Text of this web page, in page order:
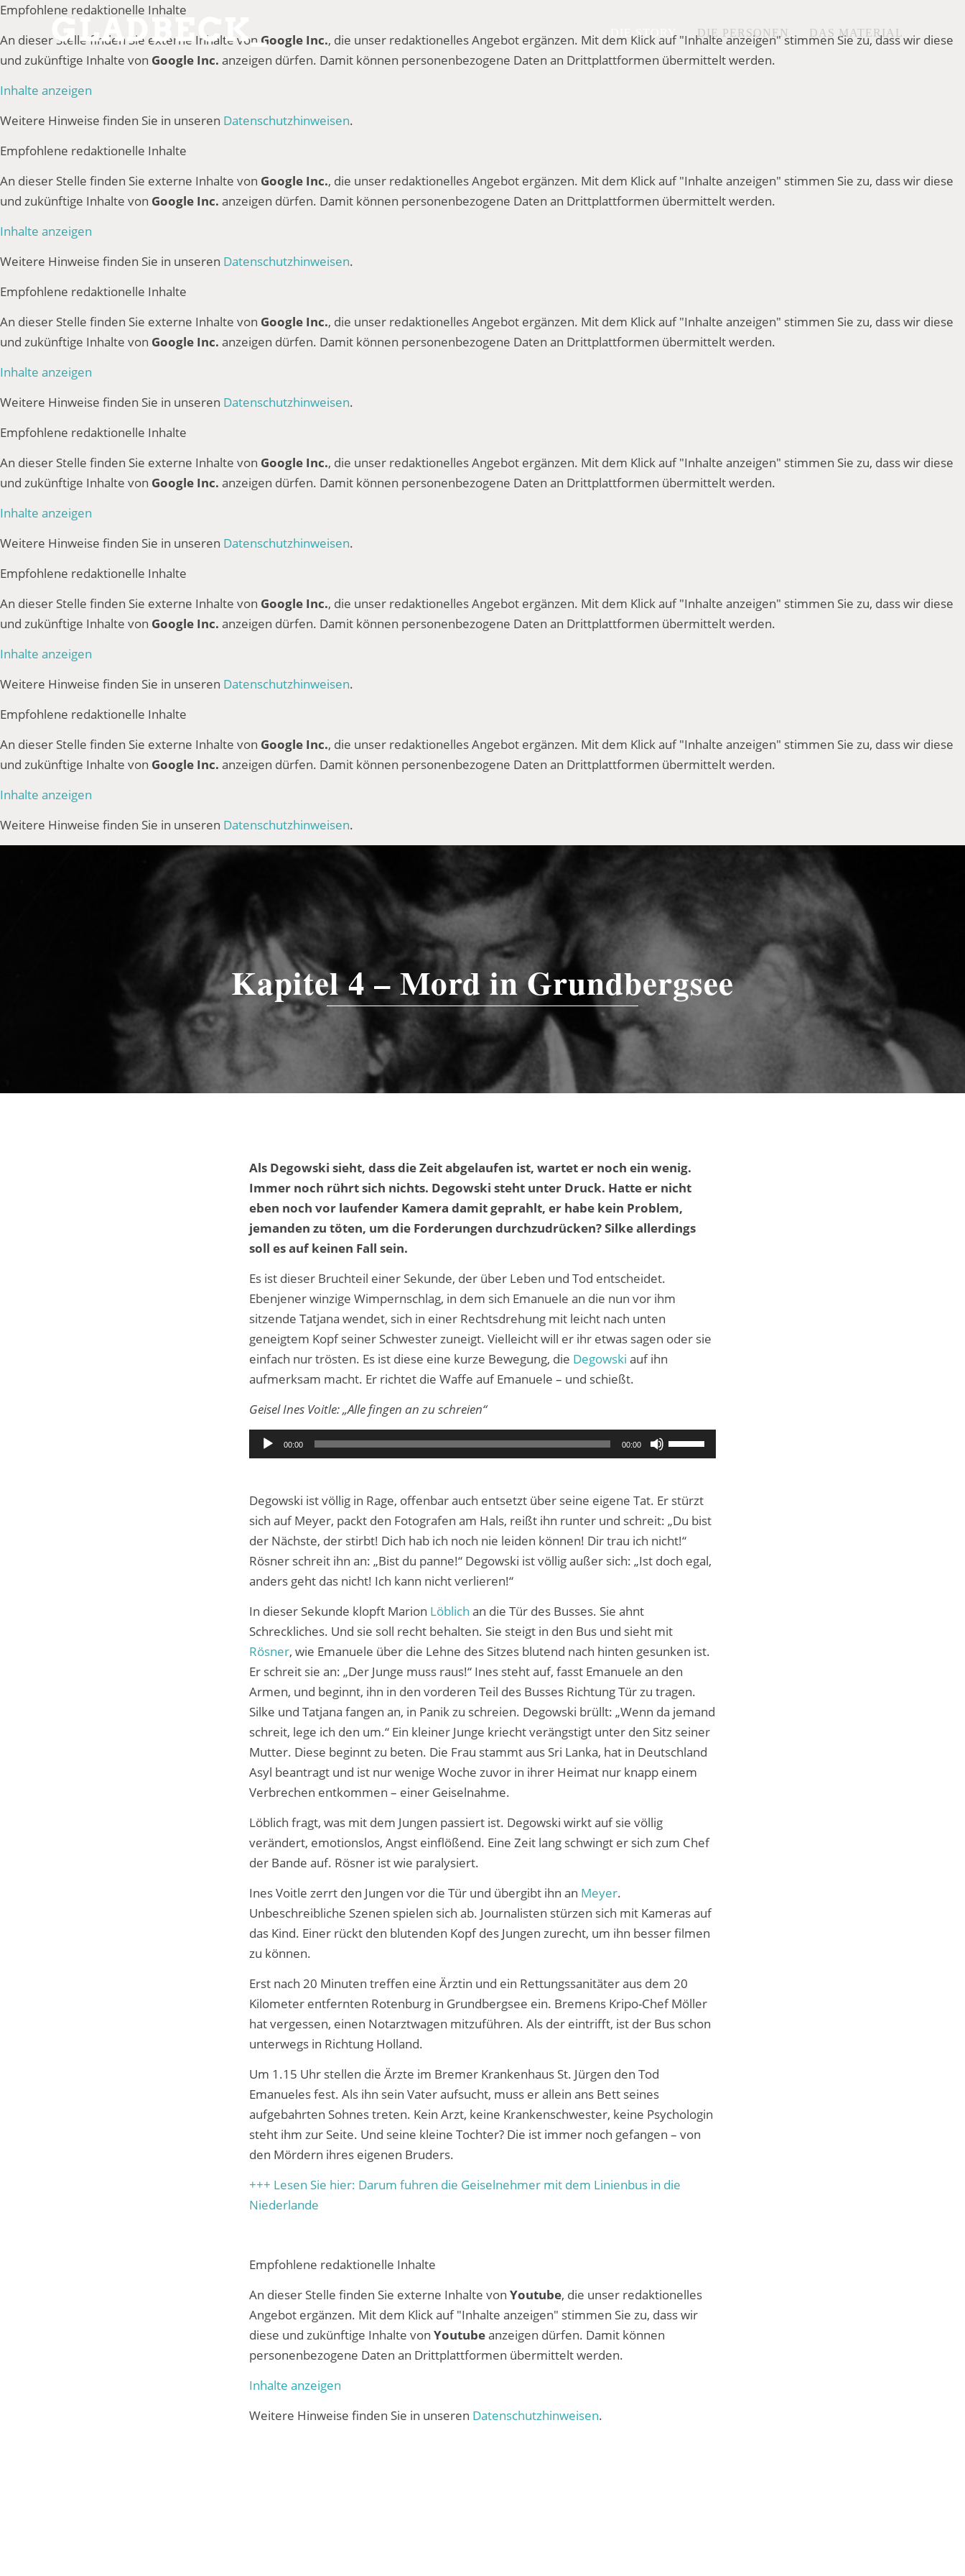
Empfohlene redaktionelle Inhalte
An dieser Stelle finden Sie externe Inhalte von Google Inc., die unser redaktionelles Angebot ergänzen. Mit dem Klick auf "Inhalte anzeigen" stimmen Sie zu, dass wir diese
und zukünftige Inhalte von Google Inc. anzeigen dürfen. Damit können personenbezogene Daten an Drittplattformen übermittelt werden.
Inhalte anzeigen
Weitere Hinweise finden Sie in unseren Datenschutzhinweisen.
Empfohlene redaktionelle Inhalte
An dieser Stelle finden Sie externe Inhalte von Google Inc., die unser redaktionelles Angebot ergänzen. Mit dem Klick auf "Inhalte anzeigen" stimmen Sie zu, dass wir diese
und zukünftige Inhalte von Google Inc. anzeigen dürfen. Damit können personenbezogene Daten an Drittplattformen übermittelt werden.
Inhalte anzeigen
Weitere Hinweise finden Sie in unseren Datenschutzhinweisen.
Empfohlene redaktionelle Inhalte
An dieser Stelle finden Sie externe Inhalte von Google Inc., die unser redaktionelles Angebot ergänzen. Mit dem Klick auf "Inhalte anzeigen" stimmen Sie zu, dass wir diese
und zukünftige Inhalte von Google Inc. anzeigen dürfen. Damit können personenbezogene Daten an Drittplattformen übermittelt werden.
Inhalte anzeigen
Weitere Hinweise finden Sie in unseren Datenschutzhinweisen.
Empfohlene redaktionelle Inhalte
An dieser Stelle finden Sie externe Inhalte von Google Inc., die unser redaktionelles Angebot ergänzen. Mit dem Klick auf "Inhalte anzeigen" stimmen Sie zu, dass wir diese
und zukünftige Inhalte von Google Inc. anzeigen dürfen. Damit können personenbezogene Daten an Drittplattformen übermittelt werden.
Inhalte anzeigen
Weitere Hinweise finden Sie in unseren Datenschutzhinweisen.
Empfohlene redaktionelle Inhalte
An dieser Stelle finden Sie externe Inhalte von Google Inc., die unser redaktionelles Angebot ergänzen. Mit dem Klick auf "Inhalte anzeigen" stimmen Sie zu, dass wir diese
und zukünftige Inhalte von Google Inc. anzeigen dürfen. Damit können personenbezogene Daten an Drittplattformen übermittelt werden.
Inhalte anzeigen
Weitere Hinweise finden Sie in unseren Datenschutzhinweisen.
Empfohlene redaktionelle Inhalte
An dieser Stelle finden Sie externe Inhalte von Google Inc., die unser redaktionelles Angebot ergänzen. Mit dem Klick auf "Inhalte anzeigen" stimmen Sie zu, dass wir diese
und zukünftige Inhalte von Google Inc. anzeigen dürfen. Damit können personenbezogene Daten an Drittplattformen übermittelt werden.
Inhalte anzeigen
Weitere Hinweise finden Sie in unseren Datenschutzhinweisen.
DIE STORY DIE PERSONEN DAS MATERIAL
Kapitel 4 – Mord in Grundbergsee
Als Degowski sieht, dass die Zeit abgelaufen ist, wartet er noch ein wenig.
Immer noch rührt sich nichts. Degowski steht unter Druck. Hatte er nicht
eben noch vor laufender Kamera damit geprahlt, er habe kein Problem,
jemanden zu töten, um die Forderungen durchzudrücken? Silke allerdings
soll es auf keinen Fall sein.
Es ist dieser Bruchteil einer Sekunde, der über Leben und Tod entscheidet.
Ebenjener winzige Wimpernschlag, in dem sich Emanuele an die nun vor ihm
sitzende Tatjana wendet, sich in einer Rechtsdrehung mit leicht nach unten
geneigtem Kopf seiner Schwester zuneigt. Vielleicht will er ihr etwas sagen oder sie
einfach nur trösten. Es ist diese eine kurze Bewegung, die Degowski auf ihn
aufmerksam macht. Er richtet die Waffe auf Emanuele – und schießt.
Geisel Ines Voitle: „Alle fingen an zu schreien“
Audio-
Player
00:00 00:00
Pfeiltasten
Hoch/Runter
um
die
Lautstärke
zu
Degowski ist völlig in Rage, offenbar auch entsetzt über seine eigene Tat. Er stürzt
sich auf Meyer, packt den Fotografen am Hals, reißt ihn runter und schreit: „Du bist
der Nächste, der stirbt! Dich hab ich noch nie leiden können! Dir trau ich nicht!“
Rösner schreit ihn an: „Bist du panne!“ Degowski ist völlig außer sich: „Ist doch egal,
anders geht das nicht! Ich kann nicht verlieren!“
In dieser Sekunde klopft Marion Löblich an die Tür des Busses. Sie ahnt
Schreckliches. Und sie soll recht behalten. Sie steigt in den Bus und sieht mit
Rösner, wie Emanuele über die Lehne des Sitzes blutend nach hinten gesunken ist.
Er schreit sie an: „Der Junge muss raus!“ Ines steht auf, fasst Emanuele an den
Armen, und beginnt, ihn in den vorderen Teil des Busses Richtung Tür zu tragen.
Silke und Tatjana fangen an, in Panik zu schreien. Degowski brüllt: „Wenn da jemand
schreit, lege ich den um.“ Ein kleiner Junge kriecht verängstigt unter den Sitz seiner
Mutter. Diese beginnt zu beten. Die Frau stammt aus Sri Lanka, hat in Deutschland
Asyl beantragt und ist nur wenige Woche zuvor in ihrer Heimat nur knapp einem
Verbrechen entkommen – einer Geiselnahme.
Löblich fragt, was mit dem Jungen passiert ist. Degowski wirkt auf sie völlig
verändert, emotionslos, Angst einflößend. Eine Zeit lang schwingt er sich zum Chef
der Bande auf. Rösner ist wie paralysiert.
Ines Voitle zerrt den Jungen vor die Tür und übergibt ihn an Meyer.
Unbeschreibliche Szenen spielen sich ab. Journalisten stürzen sich mit Kameras auf
das Kind. Einer rückt den blutenden Kopf des Jungen zurecht, um ihn besser filmen
zu können.
Erst nach 20 Minuten treffen eine Ärztin und ein Rettungssanitäter aus dem 20
Kilometer entfernten Rotenburg in Grundbergsee ein. Bremens Kripo-Chef Möller
hat vergessen, einen Notarztwagen mitzuführen. Als der eintrifft, ist der Bus schon
unterwegs in Richtung Holland.
Um 1.15 Uhr stellen die Ärzte im Bremer Krankenhaus St. Jürgen den Tod
Emanueles fest. Als ihn sein Vater aufsucht, muss er allein ans Bett seines
aufgebahrten Sohnes treten. Kein Arzt, keine Krankenschwester, keine Psychologin
steht ihm zur Seite. Und seine kleine Tochter? Die ist immer noch gefangen – von
den Mördern ihres eigenen Bruders.
+++ Lesen Sie hier: Darum fuhren die Geiselnehmer mit dem Linienbus in die
Niederlande
Empfohlene redaktionelle Inhalte
An dieser Stelle finden Sie externe Inhalte von Youtube, die unser redaktionelles
Angebot ergänzen. Mit dem Klick auf "Inhalte anzeigen" stimmen Sie zu, dass wir
diese und zukünftige Inhalte von Youtubeanzeigen dürfen. Damit können
personenbezogene Daten an Drittplattformen übermittelt werden.
Inhalte anzeigen
Weitere Hinweise finden Sie in unseren Datenschutzhinweisen.